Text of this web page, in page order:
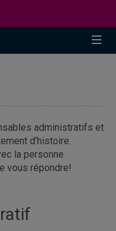
administratifs et
d'histoire.
la personne
vous répondre!